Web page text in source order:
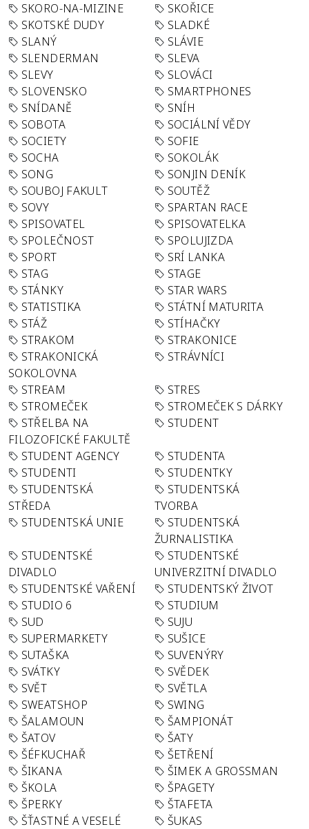
SKORO-NA-MIZINE
SKOŘICE
SKOTSKÉ DUDY
SLADKÉ
SLANÝ
SLÁVIE
SLENDERMAN
SLEVA
SLEVY
SLOVÁCI
SLOVENSKO
SMARTPHONES
SNÍDANĚ
SNÍH
SOBOTA
SOCIÁLNÍ VĚDY
SOCIETY
SOFIE
SOCHA
SOKOLÁK
SONG
SONJIN DENÍK
SOUBOJ FAKULT
SOUTĚŽ
SOVY
SPARTAN RACE
SPISOVATEL
SPISOVATELKA
SPOLEČNOST
SPOLUJIZDA
SPORT
SRÍ LANKA
STAG
STAGE
STÁNKY
STAR WARS
STATISTIKA
STÁTNÍ MATURITA
STÁŽ
STÍHAČKY
STRAKOM
STRAKONICE
STRAKONICKÁ
SOKOLOVNA
STRÁVNÍCI
STREAM
STRES
STROMEČEK
STROMEČEK S DÁRKY
STŘELBA NA
FILOZOFICKÉ FAKULTĚ
STUDENT
STUDENT AGENCY
STUDENTA
STUDENTI
STUDENTKY
STUDENTSKÁ
STŘEDA
STUDENTSKÁ
TVORBA
STUDENTSKÁ UNIE
STUDENTSKÁ
ŽURNALISTIKA
STUDENTSKÉ
DIVADLO
STUDENTSKÉ
UNIVERZITNÍ DIVADLO
STUDENTSKÉ VAŘENÍ
STUDENTSKÝ ŽIVOT
STUDIO 6
STUDIUM
SUD
SUJU
SUPERMARKETY
SUŠICE
SUTAŠKA
SUVENÝRY
SVÁTKY
SVĚDEK
SVĚT
SVĚTLA
SWEATSHOP
SWING
ŠALAMOUN
ŠAMPIONÁT
ŠATOV
ŠATY
ŠÉFKUCHAŘ
ŠETŘENÍ
ŠIKANA
ŠIMEK A GROSSMAN
ŠKOLA
ŠPAGETY
ŠPERKY
ŠTAFETA
ŠŤASTNÉ A VESELÉ
ŠUKAS